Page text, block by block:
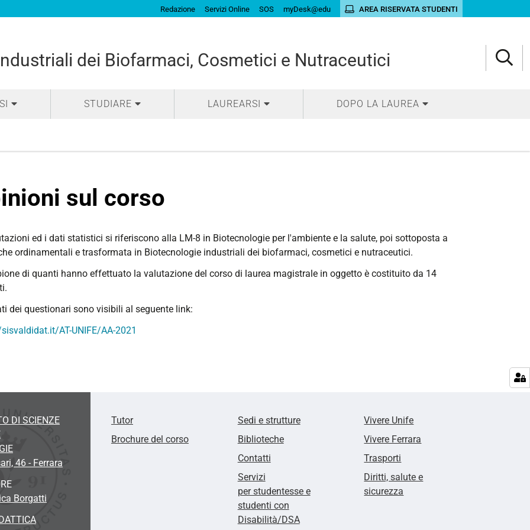
Redazione Servizi Online SOS myDesk@edu AREA RISERVATA STUDENTI
dei Biofarmaci, Cosmetici e Nutraceutici
STUDIARE LAUREARSI DOPO LA LAUREA
sul corso
ed i dati statistici si riferiscono alla LM-8 in Biotecnologie per l'ambiente e la salute, poi sottoposta a
ordinamentali e trasformata in Biotecnologie industriali dei biofarmaci, cosmetici e nutraceutici.
di quanti hanno effettuato la valutazione del corso di laurea magistrale in oggetto è costituito da 14
dei questionari sono visibili al seguente link:
AT-UNIFE/AA-2021
DI SCIENZE
46 - Ferrara
Borgatti
Tutor
Brochure del corso
Sedi e strutture
Biblioteche
Contatti
Servizi
per studentesse e
studenti con
Disabilità/DSA
Vivere Unife
Vivere Ferrara
Trasporti
Diritti, salute e
sicurezza